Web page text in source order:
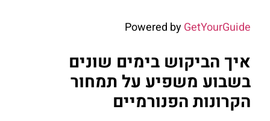
Powered byGetYourGuide
איך הביקוש בימים שונים
בשבוע משפיע על תמחור
הקרונות הפנורמיים